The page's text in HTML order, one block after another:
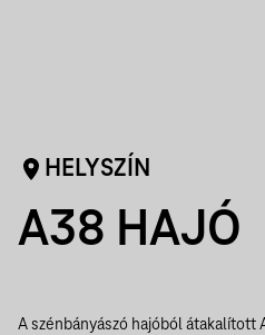
HELYSZÍN
A38 HAJÓ
A szénbányászó hajóból átakalított